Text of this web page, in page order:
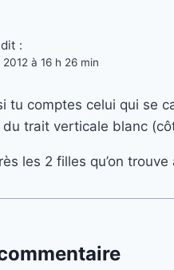
dit :
à 16 h 26 min
tu comptes celui qui se
du trait verticale blanc
les 2 filles qu’on